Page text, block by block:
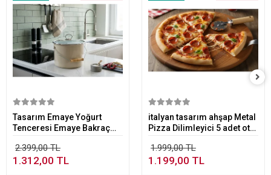
Sepete Ekle
Tasarım Emaye Yoğurt
Tenceresi Emaye Bakraç
2.399,00 TL
1.312,00 TL
Sepete Ekle
italyan tasarım ahşap Metal
Pizza Dilimleyici 5 adet otel
1.999,00 TL
1.199,00 TL